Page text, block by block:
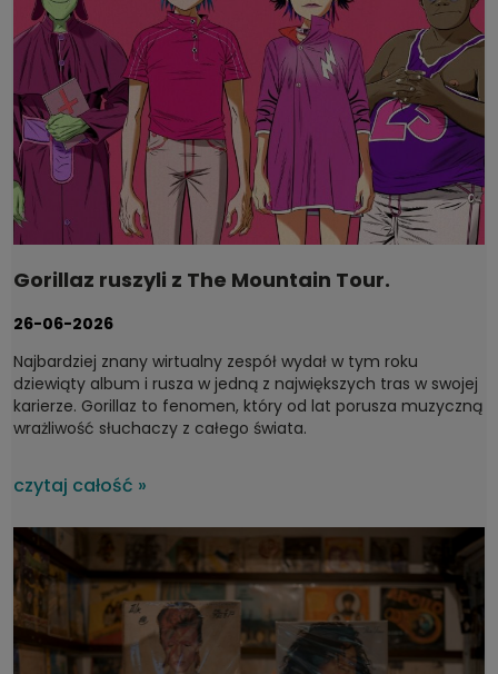
Gorillaz ruszyli z The Mountain Tour.
26-06-2026
Najbardziej znany wirtualny zespół wydał w tym roku
dziewiąty album i rusza w jedną z największych tras w swojej
karierze. Gorillaz to fenomen, który od lat porusza muzyczną
wrażliwość słuchaczy z całego świata.
czytaj całość »